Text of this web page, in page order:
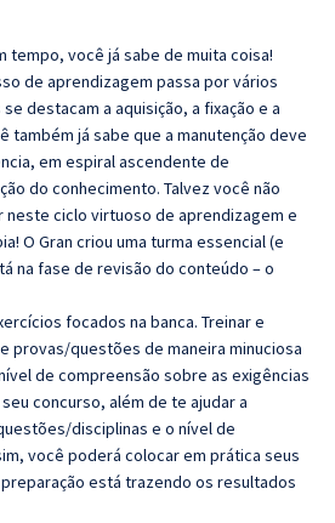
tempo, você já sabe de muita coisa!
de aprendizagem passa por vários
destacam a aquisição, a fixação e a
também já sabe que a manutenção deve
em espiral ascendente de
do conhecimento. Talvez você não
ciclo virtuoso de aprendizagem e
O Gran criou uma turma essencial (e
na fase de revisão do conteúdo – o
focados na banca. Treinar e
provas/questões de maneira minuciosa
de compreensão sobre as exigências
concurso, além de te ajudar a
disciplinas e o nível de
você poderá colocar em prática seus
está trazendo os resultados